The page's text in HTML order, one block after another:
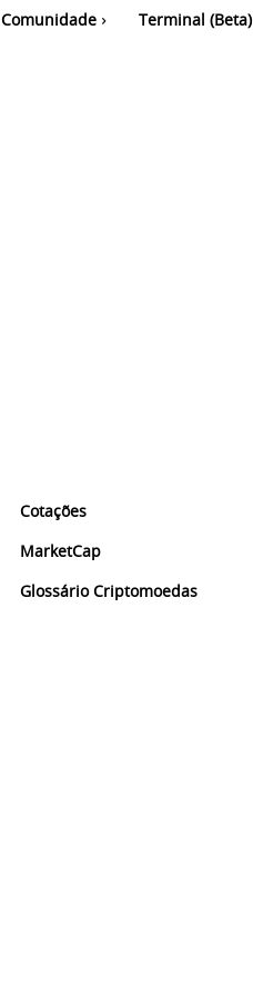
Comunidade Terminal (Beta)
Cotações
MarketCap
Glossário Criptomoedas